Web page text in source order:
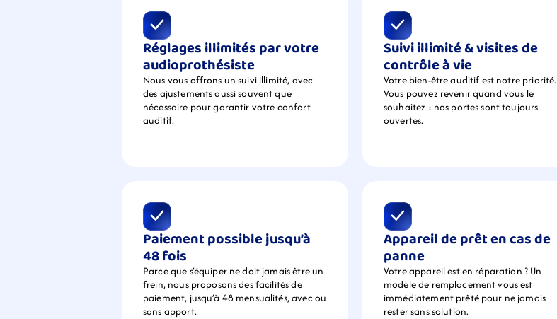
Réglages illimités par votre
audioprothésiste
Nous vous offrons un suivi illimité, avec
des ajustements aussi souvent que
nécessaire pour garantir votre confort
auditif.
Suivi illimité & visites de
contrôle à vie
Votre bien-être auditif est notre priorité.
Vous pouvez revenir quand vous le
souhaitez : nos portes sont toujours
ouvertes.
Paiement possible jusqu’à
48 fois
Parce que s’équiper ne doit jamais être un
frein, nous proposons des facilités de
paiement, jusqu’à 48 mensualités, avec ou
sans apport.
Appareil de prêt en cas de
panne
Votre appareil est en réparation ? Un
modèle de remplacement vous est
immédiatement prêté pour ne jamais
rester sans solution.